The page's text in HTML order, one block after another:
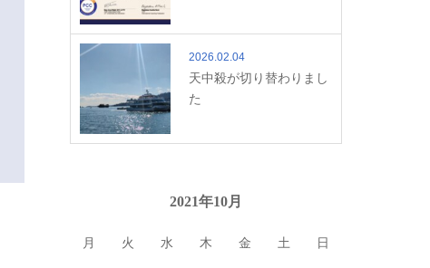
2026.02.04
天中殺が切り替わりまし
た
2021年10月
月 火 水 木 金 土 日